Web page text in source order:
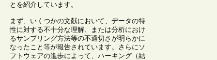
とを紹介しています。
まず、いくつかの文献において、データの特
性に対する不十分な理解、または分析におけ
るサンプリング方法等の不適切さが明らかに
なったこと等が報告されています。さらにソ
フトウェアの進歩によって、ハーキング（結